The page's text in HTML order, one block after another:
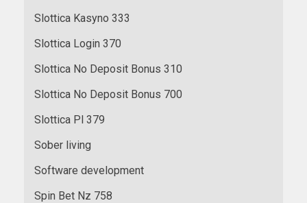
Slottica Kasyno 333
Slottica Login 370
Slottica No Deposit Bonus 310
Slottica No Deposit Bonus 700
Slottica Pl 379
Sober living
Software development
Spin Bet Nz 758